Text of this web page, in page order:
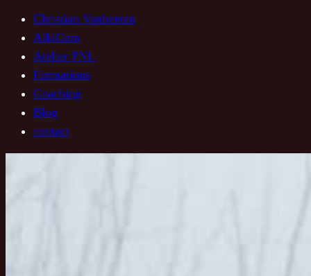
Christian Vanhenten
AïkiCom
Atelier PNL
Formations
Coaching
Blog
contact